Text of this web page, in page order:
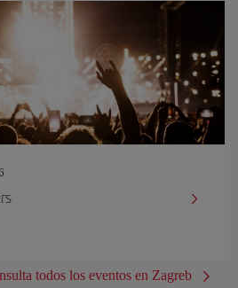
todos los eventos en Zagreb